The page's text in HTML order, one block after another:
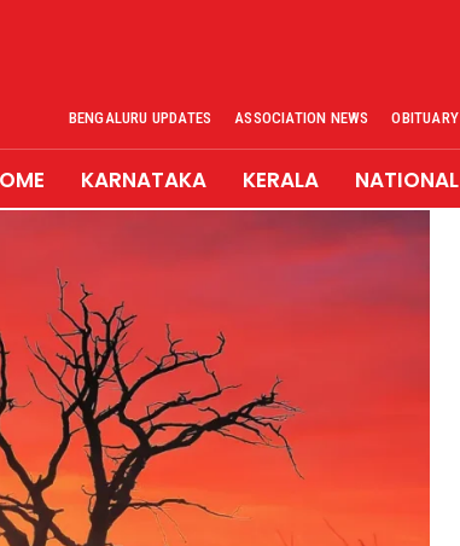
BENGALURU UPDATES ASSOCIATION NEWS OBITUARY
KARNATAKA KERALA NATIONAL